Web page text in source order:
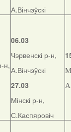
А.Вінчэўскі
н,
06.03
Чэрвенскі р-н,
А.Вінчэўскі
27.03
Мінскі р-н,
С.Каспяровіч